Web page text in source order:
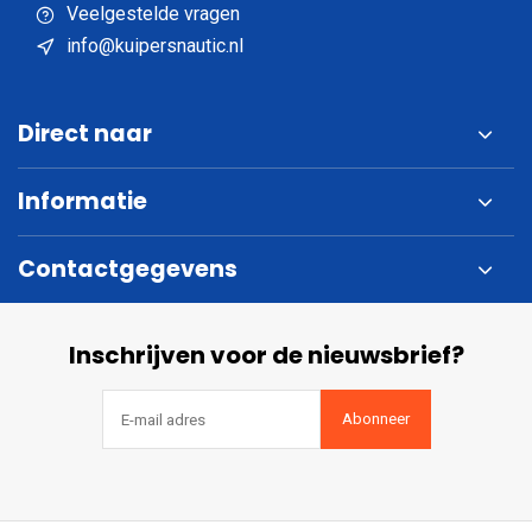
Veelgestelde vragen
info@kuipersnautic.nl
Direct naar
Informatie
Contactgegevens
Inschrijven voor de nieuwsbrief?
Abonneer